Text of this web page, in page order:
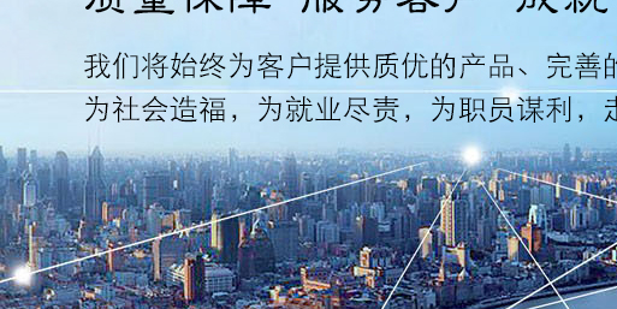
资质证书
生产设备
公司环境
常见问题